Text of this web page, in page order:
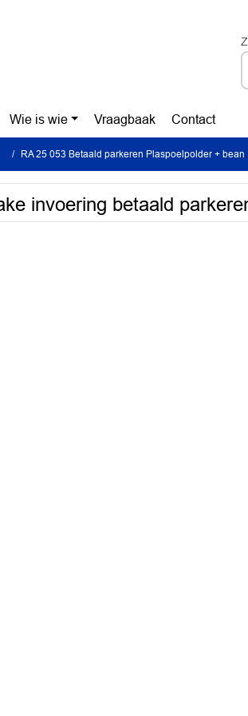
Wie is wie Vraagbaak Contact
RA 25 053 Betaald parkeren Plaspoelpolder + beantwoording
invoering betaald